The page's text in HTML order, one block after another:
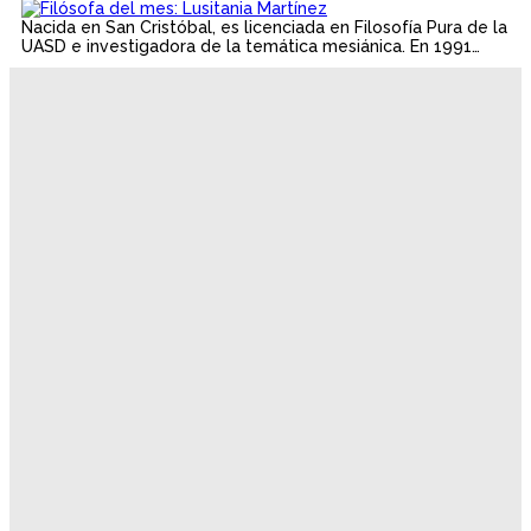
Nacida en San Cristóbal, es licenciada en Filosofía Pura de la
UASD e investigadora de la temática mesiánica. En 1991…